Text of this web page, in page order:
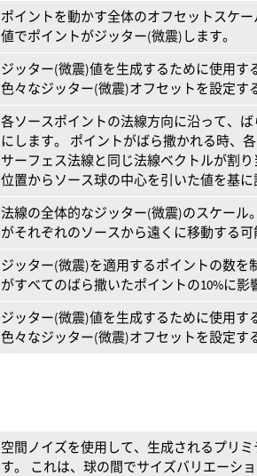
ポイントを動かす全体のオフセットスケ
値でポイントがジッター(微震)します。
ジッター(微震)値を生成するために使用す
色々なジッター(微震)オフセットを設定す
各ソースポイントの法線方向に沿って、
にします。 ポイントがばら撒かれる時、
サーフェス法線と同じ法線ベクトルが割
位置からソース球の中心を引いた値を基に
法線の全体的なジッター(微震)のスケール
がそれぞれのソースから遠くに移動する可
ジッター(微震)を適用するポイントの数を
がすべてのばら撒いたポイントの10%に影
ジッター(微震)値を生成するために使用す
色々なジッター(微震)オフセットを設定す
空間ノイズを使用して、生成されるプリ
す。 これは、球の間でサイズバリエーシ